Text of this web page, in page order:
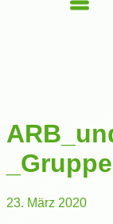
23. März 2020